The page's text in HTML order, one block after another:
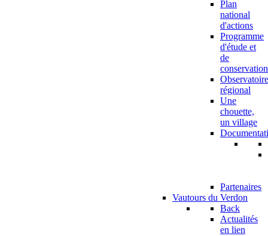
Plan
national
d'actions
Programme
d'étude et
de
conservation
Observatoire
régional
Une
chouette,
un village
Partenaires
Vautours du Verdon
Back
Actualités
en lien